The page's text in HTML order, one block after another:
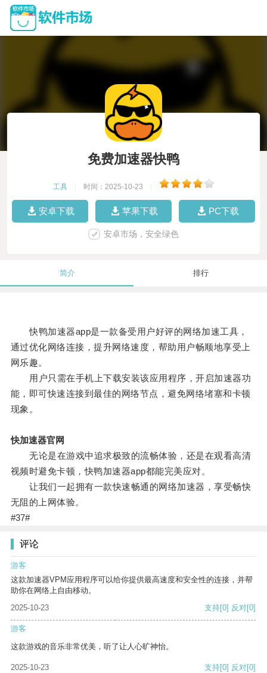
免费加速器快鸭
工具 时间：2025-10-23
安卓下载 苹果下载 PC下载
安卓市场，安全绿色
简介 排行
快鸭加速器app是一款备受用户好评的网络加速工具，
通过优化网络连接，提升网络速度，帮助用户畅顺地享受上
网乐趣。
用户只需在手机上下载安装该应用程序，开启加速器功
能，即可快速连接到最佳的网络节点，避免网络堵塞和卡顿
现象。
快加速器官网
无论是在游戏中追求极致的流畅体验，还是在观看高清
视频时避免卡顿，快鸭加速器app都能完美应对。
让我们一起拥有一款快速畅通的网络加速器，享受畅快
无阻的上网体验。
#37#
评论
游客
这款加速器VPM应用程序可以给你提供最高速度和安全性的连接，并帮
助你在网络上自由移动。
2025-10-23
支持[0] 反对[0]
游客
这款游戏的音乐非常优美，听了让人心旷神怡。
2025-10-23 支持[0] 反对[0]